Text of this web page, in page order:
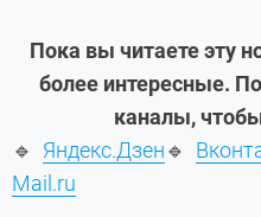
Пока вы читаете эту
более интересные.
каналы,
🔹 Яндекс.Дзен🔹
Mail.ru